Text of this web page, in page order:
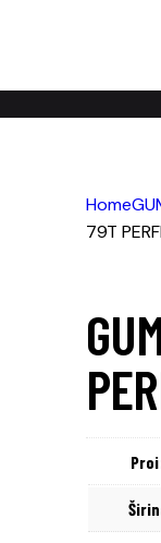
Home
79T